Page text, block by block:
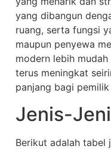
yang dibangun
ruang, serta fungsi
maupun penyewa
modern lebih
terus meningkat
panjang bagi
Jenis-
Berikut adalah tabel